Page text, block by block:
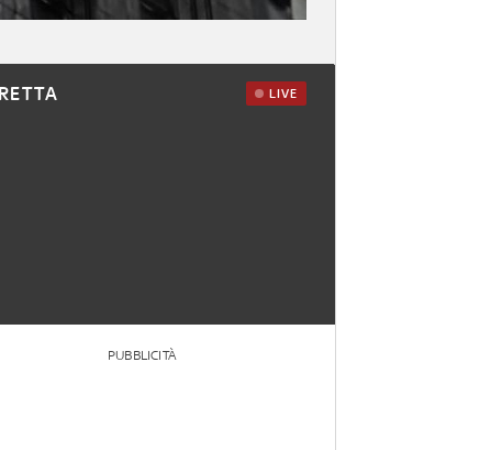
LIVE
PUBBLICITÀ